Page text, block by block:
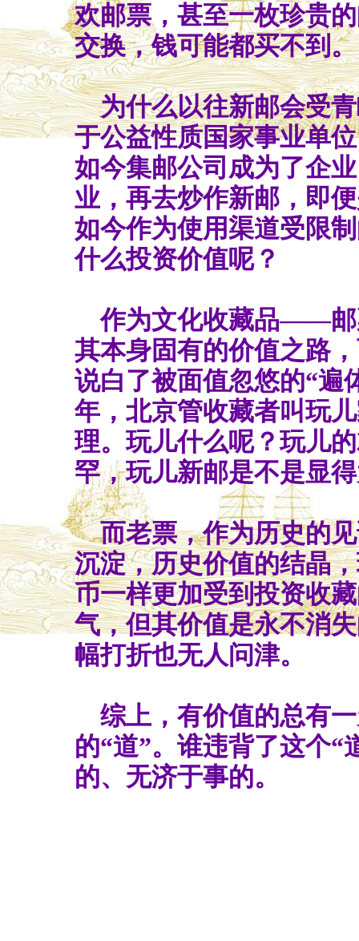
欢邮票，甚至一枚珍贵
交换，钱可能都买不到。
为什么以往新邮会受青
于公益性质国家事业单
如今集邮公司成为了企
业，再去炒作新邮，即
如今作为使用渠道受限
什么投资价值呢？
作为文化收藏品——邮
其本身固有的价值之路
说白了被面值忽悠的“遍
年，北京管收藏者叫玩
理。玩儿什么呢？玩儿
罕，玩儿新邮是不是显
而老票，作为历史的见
沉淀，历史价值的结晶
币一样更加受到投资收
气，但其价值是永不消
幅打折也无人问津。
综上，有价值的总有
的“道”。谁违背了这个“
的、无济于事的。